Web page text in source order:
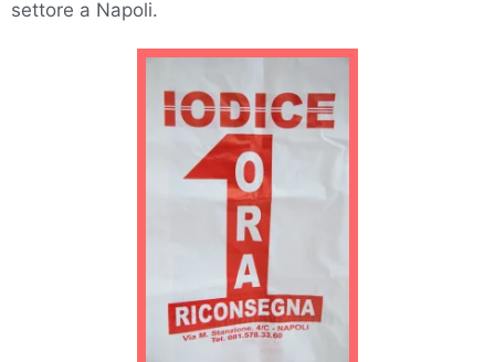
settore a Napoli.